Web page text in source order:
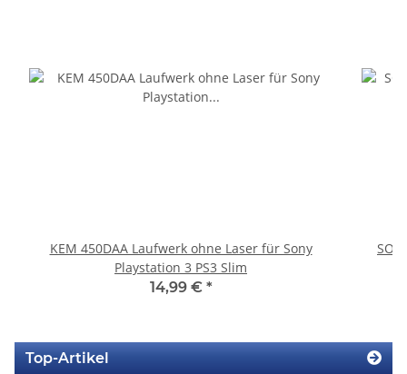
KEM 450DAA Laufwerk ohne Laser für Sony
Playstation 3 PS3 Slim
14,99 € *
Top-Artikel